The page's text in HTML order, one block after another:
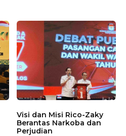
Visi dan Misi Rico-Zaky
Berantas Narkoba dan
Perjudian